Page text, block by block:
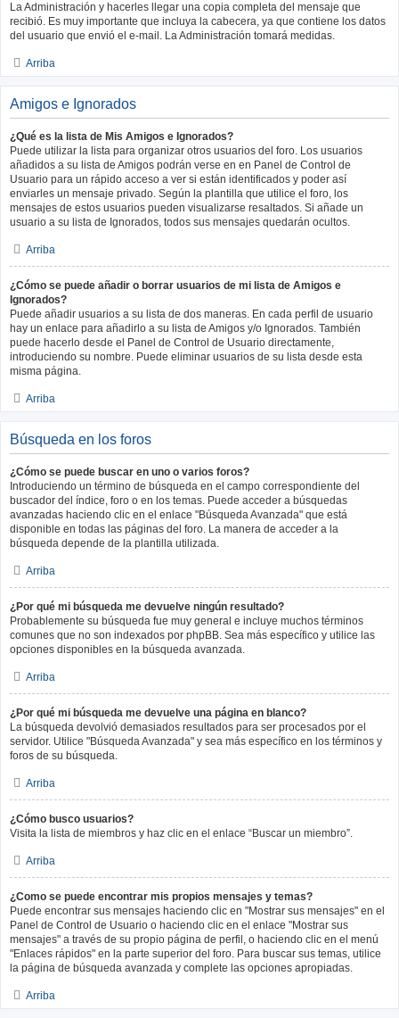
La Administración y hacerles llegar una copia completa del mensaje que
recibió. Es muy importante que incluya la cabecera, ya que contiene los datos
del usuario que envió el e-mail. La Administración tomará medidas.
Arriba
Amigos e Ignorados
¿Qué es la lista de Mis Amigos e Ignorados?
Puede utilizar la lista para organizar otros usuarios del foro. Los usuarios
añadidos a su lista de Amigos podrán verse en en Panel de Control de
Usuario para un rápido acceso a ver si están identificados y poder así
enviarles un mensaje privado. Según la plantilla que utilice el foro, los
mensajes de estos usuarios pueden visualizarse resaltados. Si añade un
usuario a su lista de Ignorados, todos sus mensajes quedarán ocultos.
Arriba
¿Cómo se puede añadir o borrar usuarios de mi lista de Amigos e
Ignorados?
Puede añadir usuarios a su lista de dos maneras. En cada perfil de usuario
hay un enlace para añadirlo a su lista de Amigos y/o Ignorados. También
puede hacerlo desde el Panel de Control de Usuario directamente,
introduciendo su nombre. Puede eliminar usuarios de su lista desde esta
misma página.
Arriba
Búsqueda en los foros
¿Cómo se puede buscar en uno o varios foros?
Introduciendo un término de búsqueda en el campo correspondiente del
buscador del índice, foro o en los temas. Puede acceder a búsquedas
avanzadas haciendo clic en el enlace "Búsqueda Avanzada" que está
disponible en todas las páginas del foro. La manera de acceder a la
búsqueda depende de la plantilla utilizada.
Arriba
¿Por qué mi búsqueda me devuelve ningún resultado?
Probablemente su búsqueda fue muy general e incluye muchos términos
comunes que no son indexados por phpBB. Sea más específico y utilice las
opciones disponibles en la búsqueda avanzada.
Arriba
¿Por qué mi búsqueda me devuelve una página en blanco?
La búsqueda devolvió demasiados resultados para ser procesados por el
servidor. Utilice "Búsqueda Avanzada" y sea más específico en los términos y
foros de su búsqueda.
Arriba
¿Cómo busco usuarios?
Visita la lista de miembros y haz clic en el enlace “Buscar un miembro”.
Arriba
¿Como se puede encontrar mis propios mensajes y temas?
Puede encontrar sus mensajes haciendo clic en "Mostrar sus mensajes" en el
Panel de Control de Usuario o haciendo clic en el enlace "Mostrar sus
mensajes" a través de su propio página de perfil, o haciendo clic en el menú
"Enlaces rápidos" en la parte superior del foro. Para buscar sus temas, utilice
la página de búsqueda avanzada y complete las opciones apropiadas.
Arriba